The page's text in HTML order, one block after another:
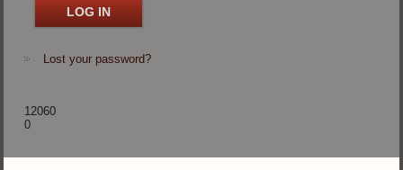
Lost your password?
12060
0